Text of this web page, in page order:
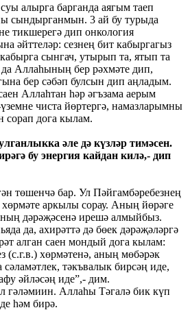
алырга барганда аягым таеп
сындырганмын. 3 ай бу турыда
тикшерегә дип онкология
әйттеләр: сезнең бит кабыргагыз
сынгач, утырып та, ятып та
Аллаһының бер рәхмәте дип,
бер сәбәп булсын дип аңладым.
Аллаһтан һәр әгъзама аерым
чиста йөртергә, намазларымны
сорап дога кылам.
әле дә күзләр тимәсен.
бу энергия кайдан килә,- дип
төшенчә бар. Ул Пәйгамбәребезнең
хөрмәте аркылы сорау. Аның йөрәге
дәрәҗәсенә ирешә алмыйбыз.
да, ахирәттә дә бөек дәрәҗәләргә
алган саен мондый дога кылам:
(с.г.в.) хөрмәтенә, аның мөбәрәк
тәкъвалык бирсәң иде,
әйләсәң иде”,- дим.
гәләмиин. Аллаһы Тәгалә бик күп
һәм бирә.